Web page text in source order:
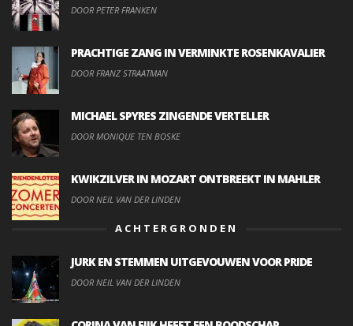
DOOR PETER FRANKEN
PRACHTIGE ZANG IN VERMINKTE ROSENKAVALIER
DOOR FRANZ STRAATMAN
MICHAEL SPYRES ZINGENDE VERTELLER
DOOR MONIQUE TEN BOSKE
KWIKZILVER IN MOZART ONTBREEKT IN MAHLER
DOOR NEIL VAN DER LINDEN
ACHTERGRONDEN
JURK EN STEMMEN UITGEVOUWEN VOOR PRIDE
DOOR NEIL VAN DER LINDEN